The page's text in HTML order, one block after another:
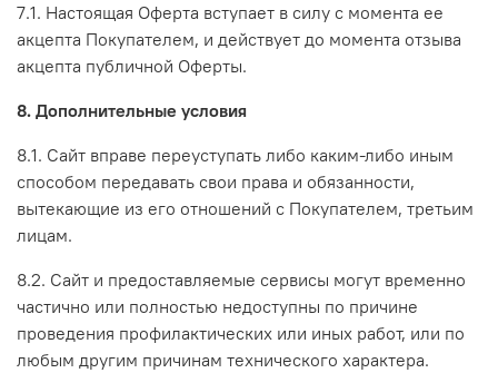
7.1. Настоящая Оферта вступает в силу с момента ее
акцепта Покупателем, и действует до момента отзыва
акцепта публичной Оферты.
8. Дополнительные условия
8.1. Сайт вправе переуступать либо каким-либо иным
способом передавать свои права и обязанности,
вытекающие из его отношений с Покупателем, третьим
лицам.
8.2. Сайт и предоставляемые сервисы могут временно
частично или полностью недоступны по причине
проведения профилактических или иных работ, или по
любым другим причинам технического характера.